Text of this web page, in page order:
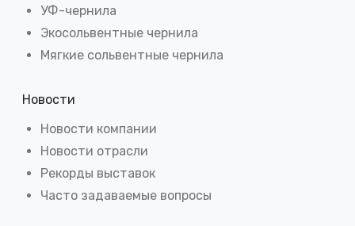
УФ-чернила
Экосольвентные чернила
Мягкие сольвентные чернила
Новости
Новости компании
Новости отрасли
Рекорды выставок
Часто задаваемые вопросы